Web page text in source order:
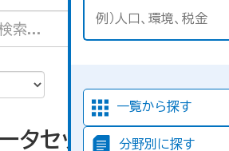
一覧から探す
分野別に探す
タセットが見つか